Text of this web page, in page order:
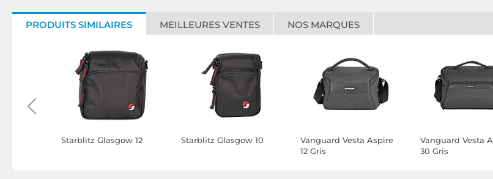
PRODUITS SIMILAIRES MEILLEURES VENTES NOS MARQUES
Starblitz Glasgow 12 Starblitz Glasgow 10
Vanguard Vesta Aspire
12 Gris
Vanguard Vesta
30 Gris